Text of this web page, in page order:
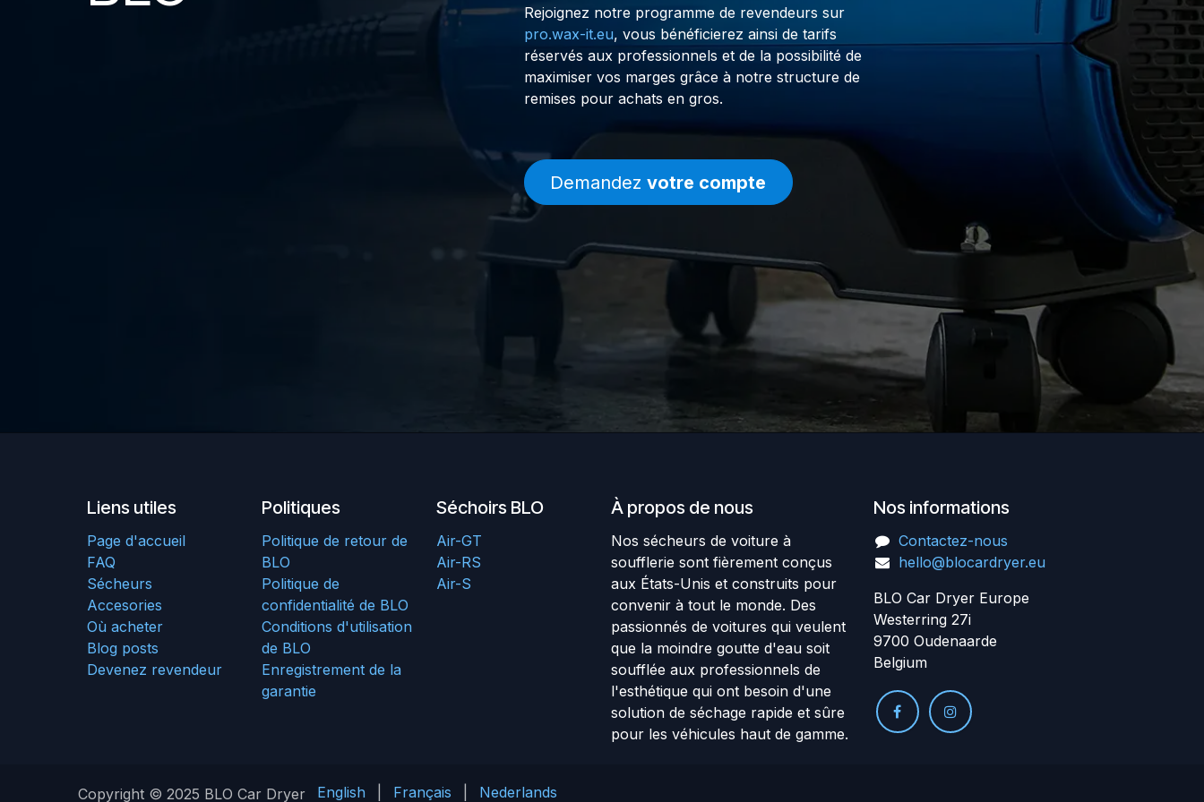
Rejoignez notre programme de revendeurs sur
pro.wax-it.eu, vous bénéficierez ainsi de tarifs
réservés aux professionnels et de la possibilité de
maximiser vos marges grâce à notre structure de
remises pour achats en gros.
Demandezvotre compte
Nos informations​
Contactez-nous
hello@blocardryer.eu
BLO Car Dryer Europe
Westerring 27i
9700 Oudenaarde
Belgium
À propos de nous
Nos sécheurs de voiture à
soufflerie sont fièrement conçus
aux États-Unis et construits pour
convenir à tout le monde. Des
passionnés de voitures qui veulent
que la moindre goutte d'eau soit
soufflée aux professionnels de
l'esthétique qui ont besoin d'une
solution de séchage rapide et sûre
pour les véhicules haut de gamme.
Liens utiles
Page d'accueil
FAQ
Sécheurs
Accesories
Où acheter
Blog posts
Devenez revendeur
Politiques
Politique de retour de
BLO
Politique de
confidentialité de BLO
Conditions d'utilisation
de BLO
Enregistrement de la
garantie
Séchoirs BLO
Air-GT
Air-RS
Air-S
Copyright © 2025 BLO Car Dryer English Français Nederlands